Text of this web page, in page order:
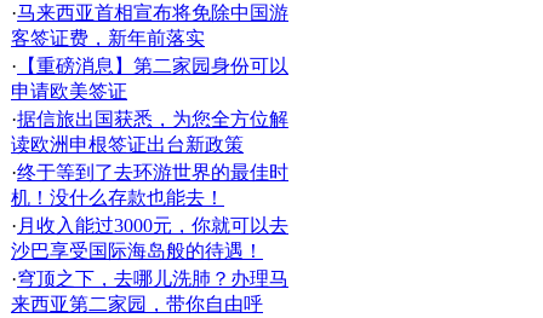
·马来西亚首相宣布将免除中国游
客签证费，新年前落实
· 【重磅消息】第二家园身份可以
申请欧美签证
·据信旅出国获悉，为您全方位解
读欧洲申根签证出台新政策
·终于等到了去环游世界的最佳时
机！没什么存款也能去！
· 月收入能过3000元，你就可以去
沙巴享受国际海岛般的待遇！
·穹顶之下，去哪儿洗肺？办理马
来西亚第二家园，带你自由呼